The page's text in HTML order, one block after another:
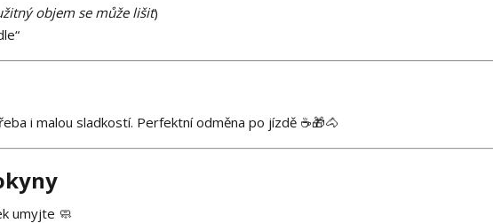
objem se může lišit)
i malou sladkostí. Perfektní odměna po jízdě ☕🎁🐴
umyjte 🧼